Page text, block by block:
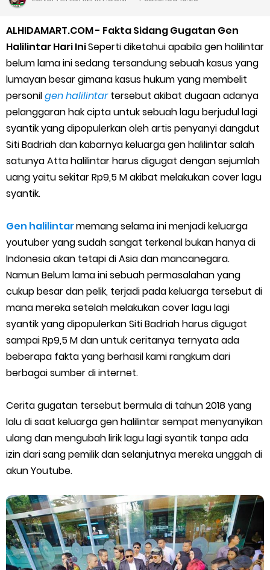
Apa itu Grab Saap? Layanan Antri Online Terbaru Dari Grab
Cara Jitu Mendapat Voucher Gojek Gratis
Cara Ping DNS Server Gojek Gopartner
Cara Mudah Melihat Nomor Shopeepay Sendiri dan Orang Lain
7 Cara Mudah Top Up Grab untuk Driver
5 Versi Map Paling Gacor Untuk Ojek Online
Cara Menghitung Penghasilan Grab Sesuai dengan Orderan
Cara Menggunakan Paket Telkomsel Mitra Gojek
5 Cara Top Up InDriver dengan Mudah
5 Biaya Potongan Shopee Food yang Perlu Kamu Ketahui
10 Cara Jitu Autobid Untuk Lala Motor dan Mobil 2023
Cara Mudah Melihat QR dan Barcode Shopeepay
Enroute Drop: Arti dan Penjelasan Resi Gosend
Cara Transfer Gopay ke Shopeepay Tanpa Potongan
Cara Ping Server Shopee Food 2022
Cara Menghubungi CS Lalamove dan Jam Operasionalnya
Cara Mengatasi Aplikasi Gojek Mengalami Gangguan
ALHIDAMART.COM - Fakta Sidang Gugatan Gen
Halilintar Hari IniSeperti diketahui apabila gen halilintar
belum lama ini sedang tersandung sebuah kasus yang
lumayan besar gimana kasus hukum yang membelit
personilgen halilintartersebut akibat dugaan adanya
pelanggaran hak cipta untuk sebuah lagu berjudul lagi
syantik yang dipopulerkan oleh artis penyanyi dangdut
Siti Badriah dan kabarnya keluarga gen halilintar salah
satunya Atta halilintar harus digugat dengan sejumlah
uang yaitu sekitar Rp9,5 M akibat melakukan cover lagu
syantik.
Gen halilintarmemang selama ini menjadi keluarga
youtuber yang sudah sangat terkenal bukan hanya di
Indonesia akan tetapi di Asia dan mancanegara.
Namun Belum lama ini sebuah permasalahan yang
cukup besar dan pelik, terjadi pada keluarga tersebut di
mana mereka setelah melakukan cover lagu lagi
syantik yang dipopulerkan Siti Badriah harus digugat
sampai Rp9,5 M dan untuk ceritanya ternyata ada
beberapa fakta yang berhasil kami rangkum dari
berbagai sumber di internet.
Cerita gugatan tersebut bermula di tahun 2018 yang
lalu di saat keluarga gen halilintar sempat menyanyikan
ulang dan mengubah lirik lagu lagi syantik tanpa ada
izin dari sang pemilik dan selanjutnya mereka unggah di
akun Youtube.